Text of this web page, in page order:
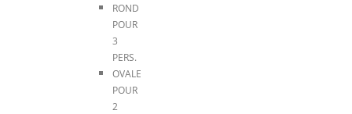
ROND
POUR
3
PERS.
OVALE
POUR
2